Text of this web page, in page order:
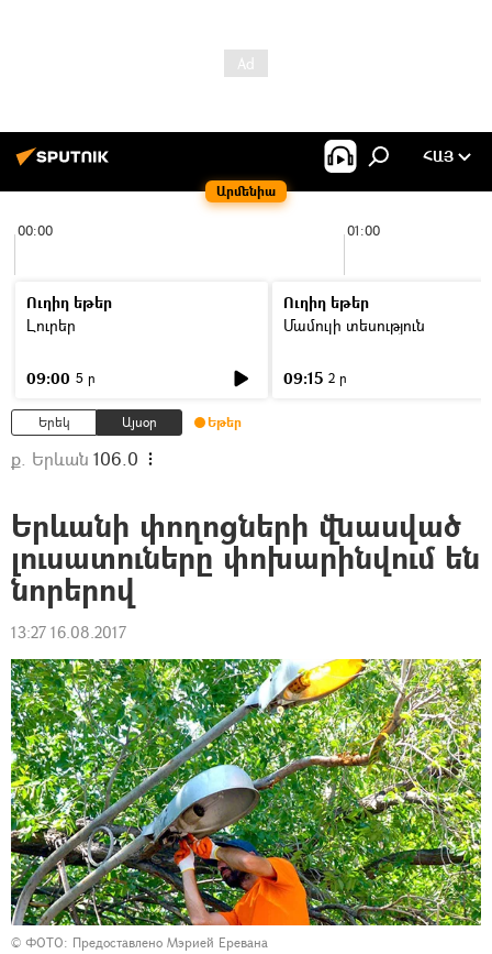
Արմենիա
ՀԱՅ
00:00 01:00
Ուղիղ եթեր
Լուրեր
09:00 5 ր
Ուղիղ եթեր
Մամուլի տեսություն
09:15 2 ր
Երեկ Այսօր Եթեր
ք. Երևան 106.0
Երևանի փողոցների վնասված
լուսատուները փոխարինվում են
նորերով
13:27 16.08.2017
© ФОТО: Предоставлено Мэрией Еревана